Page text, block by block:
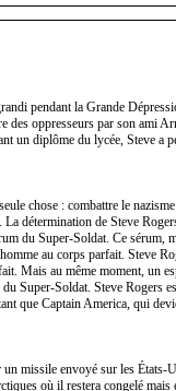
pendant la Grande
des oppresseurs par son ami
un diplôme du lycée, Steve a
chose : combattre le
détermination de Steve
du Super-Soldat. Ce sérum,
au corps parfait. Steve
Mais au même moment, un
Super-Soldat. Steve Rogers
que Captain America, qui
missile envoyé sur les États-
où il restera congelé mais